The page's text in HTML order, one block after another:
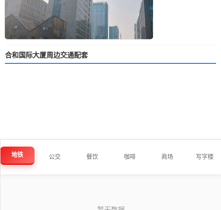
合和国际大厦周边交通配套
地铁 公交 餐饮 咖啡 商场 写字楼